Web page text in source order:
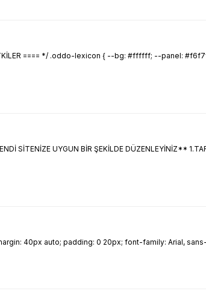
==== */ .oddo-lexicon { --bg: #ffffff; --panel:
SİTENİZE UYGUN BİR ŞEKİLDE DÜZENLEYİNİZ**
40px auto; padding: 0 20px; font-family: Arial,